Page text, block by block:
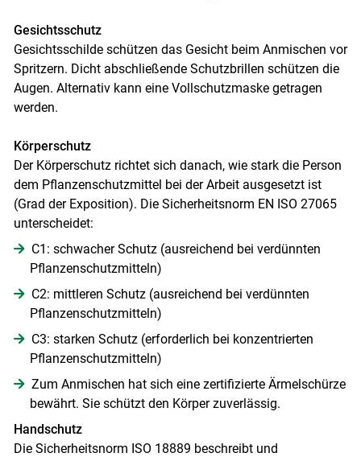
Gesichtsschutz
Gesichtsschilde schützen das Gesicht beim Anmischen vor
Spritzern. Dicht abschließende Schutzbrillen schützen die
Augen. Alternativ kann eine Vollschutzmaske getragen
werden.
Körperschutz
Der Körperschutz richtet sich danach, wie stark die Person
dem Pflanzenschutzmittel bei der Arbeit ausgesetzt ist
(Grad der Exposition). Die Sicherheitsnorm EN ISO 27065
unterscheidet:
C1: schwacher Schutz (ausreichend bei verdünnten
Pflanzenschutzmitteln)
C2: mittleren Schutz (ausreichend bei verdünnten
Pflanzenschutzmitteln)
C3: starken Schutz (erforderlich bei konzentrierten
Pflanzenschutzmitteln)
Zum Anmischen hat sich eine zertifizierte Ärmelschürze
bewährt. Sie schützt den Körper zuverlässig.
Handschutz
Die Sicherheitsnorm ISO 18889 beschreibt und